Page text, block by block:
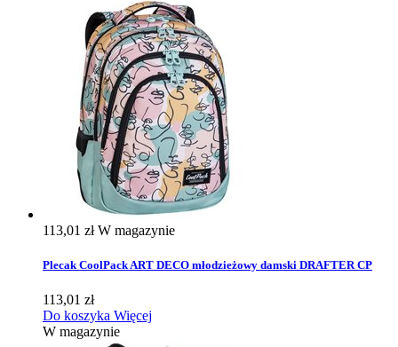
113,01 złW magazynie
Plecak CoolPack ART DECO młodzieżowy damski DRAFTER CP
113,01 zł
Do koszyka Więcej
W magazynie